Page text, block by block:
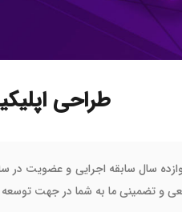
خرید سایت فروش فایل
خرید سایت خودرو
خرید سایت با امکانات
خرید سایت همایش
طراحی
و تضمینی ما به شما در جهت